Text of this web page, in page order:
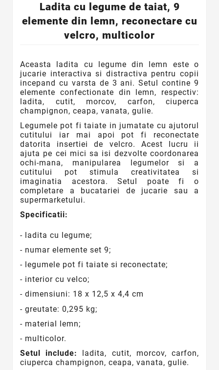
Ladita cu legume de taiat, 9
elemente din lemn, reconectare cu
velcro, multicolor
Aceasta ladita cu legume din lemn este o
jucarie interactiva si distractiva pentru copii
incepand cu varsta de 3 ani. Setul contine 9
elemente confectionate din lemn, respectiv:
ladita, cutit, morcov, carfon, ciuperca
champignon, ceapa, vanata, gulie.
Legumele pot fi taiate in jumatate cu ajutorul
cutitului iar mai apoi pot fi reconectate
datorita insertiei de velcro. Acest lucru ii
ajuta pe cei mici sa isi dezvolte coordonarea
ochi-mana, manipularea legumelor si a
cutitului pot stimula creativitatea si
imaginatia acestora. Setul poate fi o
completare a bucatariei de jucarie sau a
supermarketului.
Specificatii:
- ladita cu legume;
- numar elemente set 9;
- legumele pot fi taiate si reconectate;
- interior cu velco;
- dimensiuni: 18 x 12,5 x 4,4 cm
- greutate: 0,295 kg;
- material lemn;
- multicolor.
Setul include:
ladita, cutit, morcov, carfon,
ciuperca champignon, ceapa, vanata, gulie.